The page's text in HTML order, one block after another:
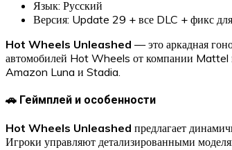
Язык: Русский
Версия: Update 29 + все DLC + фикс
Hot Wheels Unleashed — это аркадная
автомобилей Hot Wheels от компании
Amazon Luna и Stadia.
🚗 Геймплей и особенности
Hot Wheels Unleashed предлагает
Игроки управляют детализированными